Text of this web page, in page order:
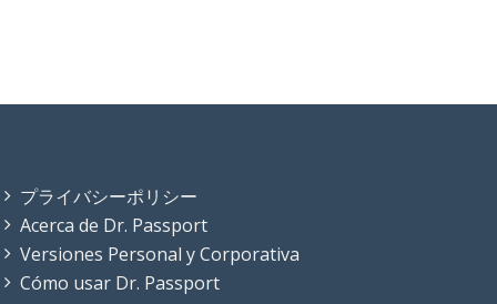
プライバシーポリシー
Acerca de Dr. Passport
Versiones Personal y Corporativa
Cómo usar Dr. Passport